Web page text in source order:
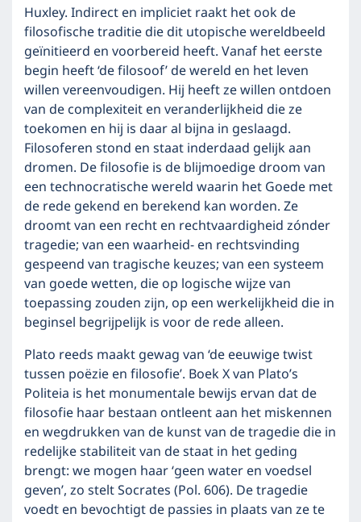
Huxley. Indirect en impliciet raakt het ook de
filosofische traditie die dit utopische wereldbeeld
geïnitieerd en voorbereid heeft. Vanaf het eerste
begin heeft ‘de filosoof’ de wereld en het leven
willen vereenvoudigen. Hij heeft ze willen ontdoen
van de complexiteit en veranderlijkheid die ze
toekomen en hij is daar al bijna in geslaagd.
Filosoferen stond en staat inderdaad gelijk aan
dromen. De filosofie is de blijmoedige droom van
een technocratische wereld waarin het Goede met
de rede gekend en berekend kan worden. Ze
droomt van een recht en rechtvaardigheid zónder
tragedie; van een waarheid- en rechtsvinding
gespeend van tragische keuzes; van een systeem
van goede wetten, die op logische wijze van
toepassing zouden zijn, op een werkelijkheid die in
beginsel begrijpelijk is voor de rede alleen.
Plato reeds maakt gewag van ‘de eeuwige twist
tussen poëzie en filosofie’. Boek X van Plato’s
Politeia is het monumentale bewijs ervan dat de
filosofie haar bestaan ontleent aan het miskennen
en wegdrukken van de kunst van de tragedie die in
redelijke stabiliteit van de staat in het geding
brengt: we mogen haar ‘geen water en voedsel
geven’, zo stelt Socrates (Pol. 606). De tragedie
voedt en bevochtigt de passies in plaats van ze te